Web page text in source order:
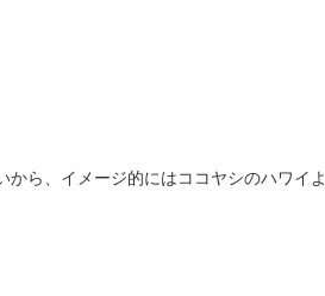
ら、イメージ的にはココヤシのハワイよ